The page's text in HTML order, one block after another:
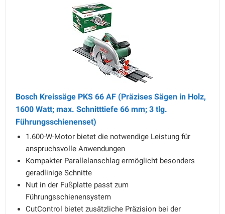
Bosch Kreissäge PKS 66 AF (Präzises Sägen in Holz,
1600 Watt; max. Schnitttiefe 66 mm; 3 tlg.
Führungsschienenset)
1.600-W-Motor bietet die notwendige Leistung für
anspruchsvolle Anwendungen
Kompakter Parallelanschlag ermöglicht besonders
geradlinige Schnitte
Nut in der Fußplatte passt zum
Führungsschienensystem
CutControl bietet zusätzliche Präzision bei der